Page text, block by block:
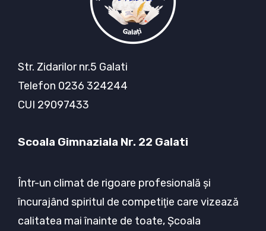
Str. Zidarilor nr.5 Galati
Telefon 0236 324244
CUI 29097433
Scoala Gimnaziala Nr. 22 Galati
Într-un climat de rigoare profesională şi
încurajând spiritul de competiţie care vizează
calitatea mai înainte de toate, Şcoala